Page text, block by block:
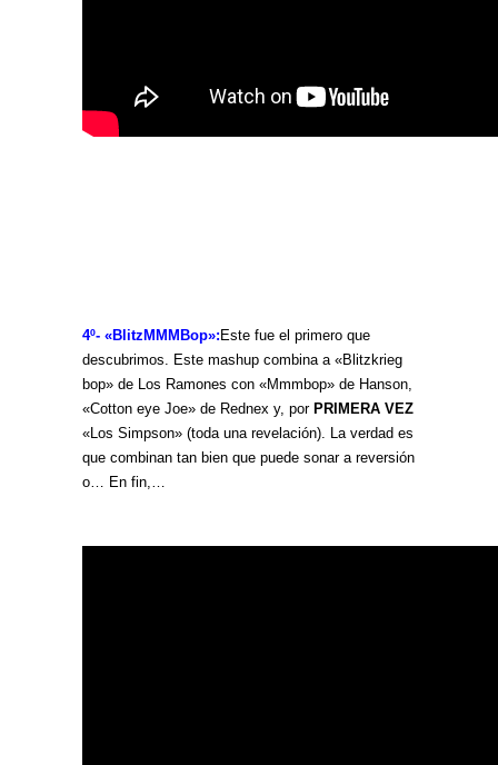
4º- «BlitzMMMBop»:Este fue el primero que
descubrimos. Este mashup combina a «Blitzkrieg
bop» de Los Ramones con «Mmmbop» de Hanson,
«Cotton eye Joe» de Rednex y, por PRIMERA VEZ
«Los Simpson» (toda una revelación). La verdad es
que combinan tan bien que puede sonar a reversión
o… En fin,…